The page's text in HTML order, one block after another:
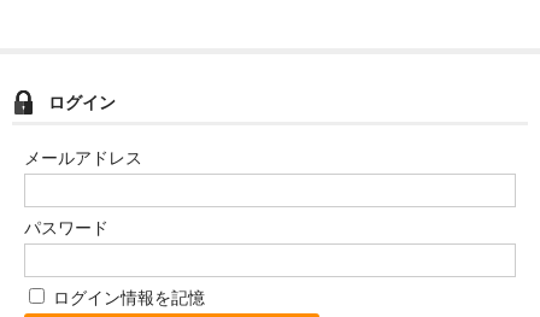
ログイン
メールアドレス
パスワード
ログイン情報を記憶